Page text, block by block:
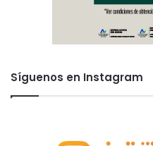
Síguenos en Instagram